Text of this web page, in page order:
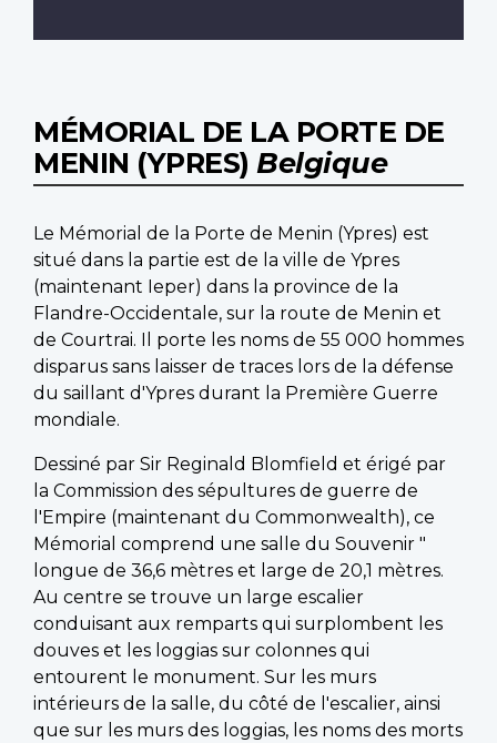
MÉMORIAL DE LA PORTE DE
MENIN (YPRES) Belgique
Le Mémorial de la Porte de Menin (Ypres) est
situé dans la partie est de la ville de Ypres
(maintenant Ieper) dans la province de la
Flandre-Occidentale, sur la route de Menin et
de Courtrai. Il porte les noms de 55 000 hommes
disparus sans laisser de traces lors de la défense
du saillant d'Ypres durant la Première Guerre
mondiale.
Dessiné par Sir Reginald Blomfield et érigé par
la Commission des sépultures de guerre de
l'Empire (maintenant du Commonwealth), ce
Mémorial comprend une salle du Souvenir "
longue de 36,6 mètres et large de 20,1 mètres.
Au centre se trouve un large escalier
conduisant aux remparts qui surplombent les
douves et les loggias sur colonnes qui
entourent le monument. Sur les murs
intérieurs de la salle, du côté de l'escalier, ainsi
que sur les murs des loggias, les noms des morts